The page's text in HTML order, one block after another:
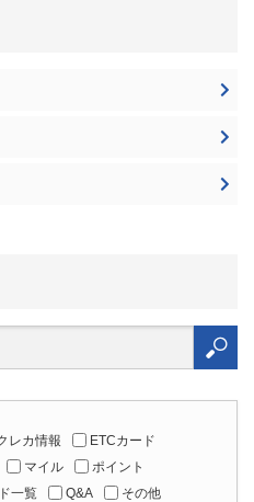
レカ情報
ETCカード
マイル
ポイント
一覧 Q&A その他